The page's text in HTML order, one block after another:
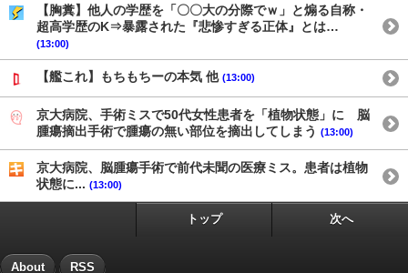
【胸糞】他人の学歴を「〇〇大の分際でｗ」と煽る自称・
超高学歴のK⇒暴露された『悲惨すぎる正体』とは…
(13:00)
【艦これ】もちもちーの本気 他 (13:00)
京大病院、手術ミスで50代女性患者を「植物状態」に 脳
腫瘍摘出手術で腫瘍の無い部位を摘出してしまう (13:00)
京大病院、脳腫瘍手術で前代未聞の医療ミス。患者は植物
状態に... (13:00)
トップ 次へ
About RSS